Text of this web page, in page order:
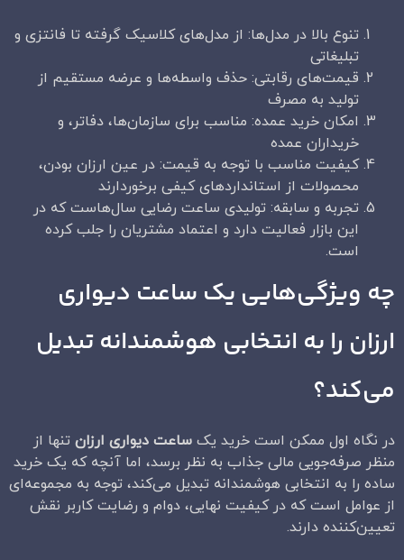
تنوع بالا در مدل‌ها: از مدل‌های کلاسیک گرفته تا فانتزی و
تبلیغاتی
قیمت‌های رقابتی: حذف واسطه‌ها و عرضه مستقیم از
تولید به مصرف
امکان خرید عمده: مناسب برای سازمان‌ها، دفاتر، و
خریداران عمده
کیفیت مناسب با توجه به قیمت: در عین ارزان بودن،
محصولات از استانداردهای کیفی برخوردارند
تجربه و سابقه: تولیدی ساعت رضایی سال‌هاست که در
این بازار فعالیت دارد و اعتماد مشتریان را جلب کرده
است.
چه ویژگی‌هایی یک ساعت دیواری
ارزان را به انتخابی هوشمندانه تبدیل
می‌کند؟
در نگاه اول ممکن است خرید یک ساعت دیواری ارزان تنها از
منظر صرفه‌جویی مالی جذاب به نظر برسد، اما آنچه که یک خرید
ساده را به انتخابی هوشمندانه تبدیل می‌کند، توجه به مجموعه‌ای
از عوامل است که در کیفیت نهایی، دوام و رضایت کاربر نقش
تعیین‌کننده دارند.